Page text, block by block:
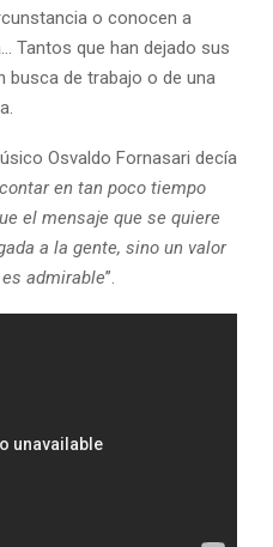
o conocen a
Tantos que han dejado sus
busca de trabajo o de una
Osvaldo Fornasari decía
en tan poco tiempo
el mensaje que se quiere
a la gente, sino un valor
admirable”.